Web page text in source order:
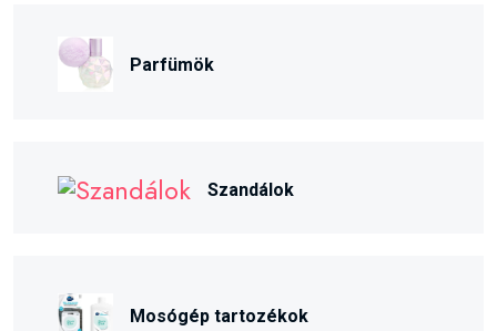
Parfümök
Szandálok
Mosógép tartozékok